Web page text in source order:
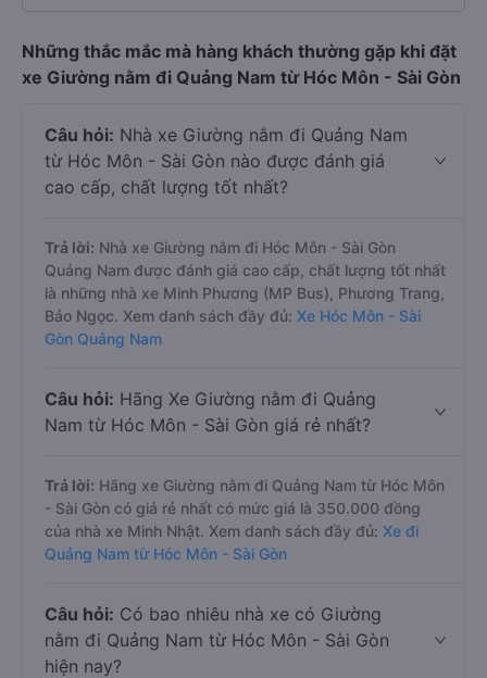
Những thắc mắc mà hàng khách thường gặp khi đặt
xe Giường nằm đi Quảng Nam từ Hóc Môn - Sài Gòn
Câu hỏi: Nhà xe Giường nằm đi Quảng Nam
từ Hóc Môn - Sài Gòn nào được đánh giá
cao cấp, chất lượng tốt nhất?
Trả lời: Nhà xe Giường nằm đi Hóc Môn - Sài Gòn
Quảng Nam được đánh giá cao cấp, chất lượng tốt nhất
là những nhà xe Minh Phương (MP Bus), Phương Trang,
Bảo Ngọc. Xem danh sách đầy đủ: Xe Hóc Môn - Sài
Gòn Quảng Nam
Câu hỏi: Hãng Xe Giường nằm đi Quảng
Nam từ Hóc Môn - Sài Gòn giá rẻ nhất?
Trả lời: Hãng xe Giường nằm đi Quảng Nam từ Hóc Môn
- Sài Gòn có giá rẻ nhất có mức giá là 350.000 đồng
của nhà xe Minh Nhật. Xem danh sách đầy đủ: Xe đi
Quảng Nam từ Hóc Môn - Sài Gòn
Câu hỏi: Có bao nhiêu nhà xe có Giường
nằm đi Quảng Nam từ Hóc Môn - Sài Gòn
hiện nay?